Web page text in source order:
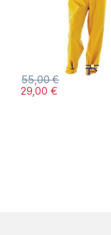
29,00 €
55,00€